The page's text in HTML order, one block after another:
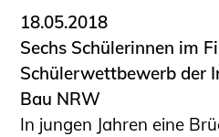
18.05.2018
Sechs Schülerinnen im
Schülerwettbewerb der
Bau NRW
In jungen Jahren eine